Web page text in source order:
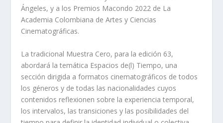
Ángeles, y a los Premios Macondo 2022 de La
Academia Colombiana de Artes y Ciencias
Cinematográficas.
La tradicional Muestra Cero, para la edición 63,
abordará la temática Espacios de(l) Tiempo, una
sección dirigida a formatos cinematográficos de todos
los géneros y de todas las nacionalidades cuyos
contenidos reflexionen sobre la experiencia temporal,
los intervalos, las transiciones y las posibilidades del